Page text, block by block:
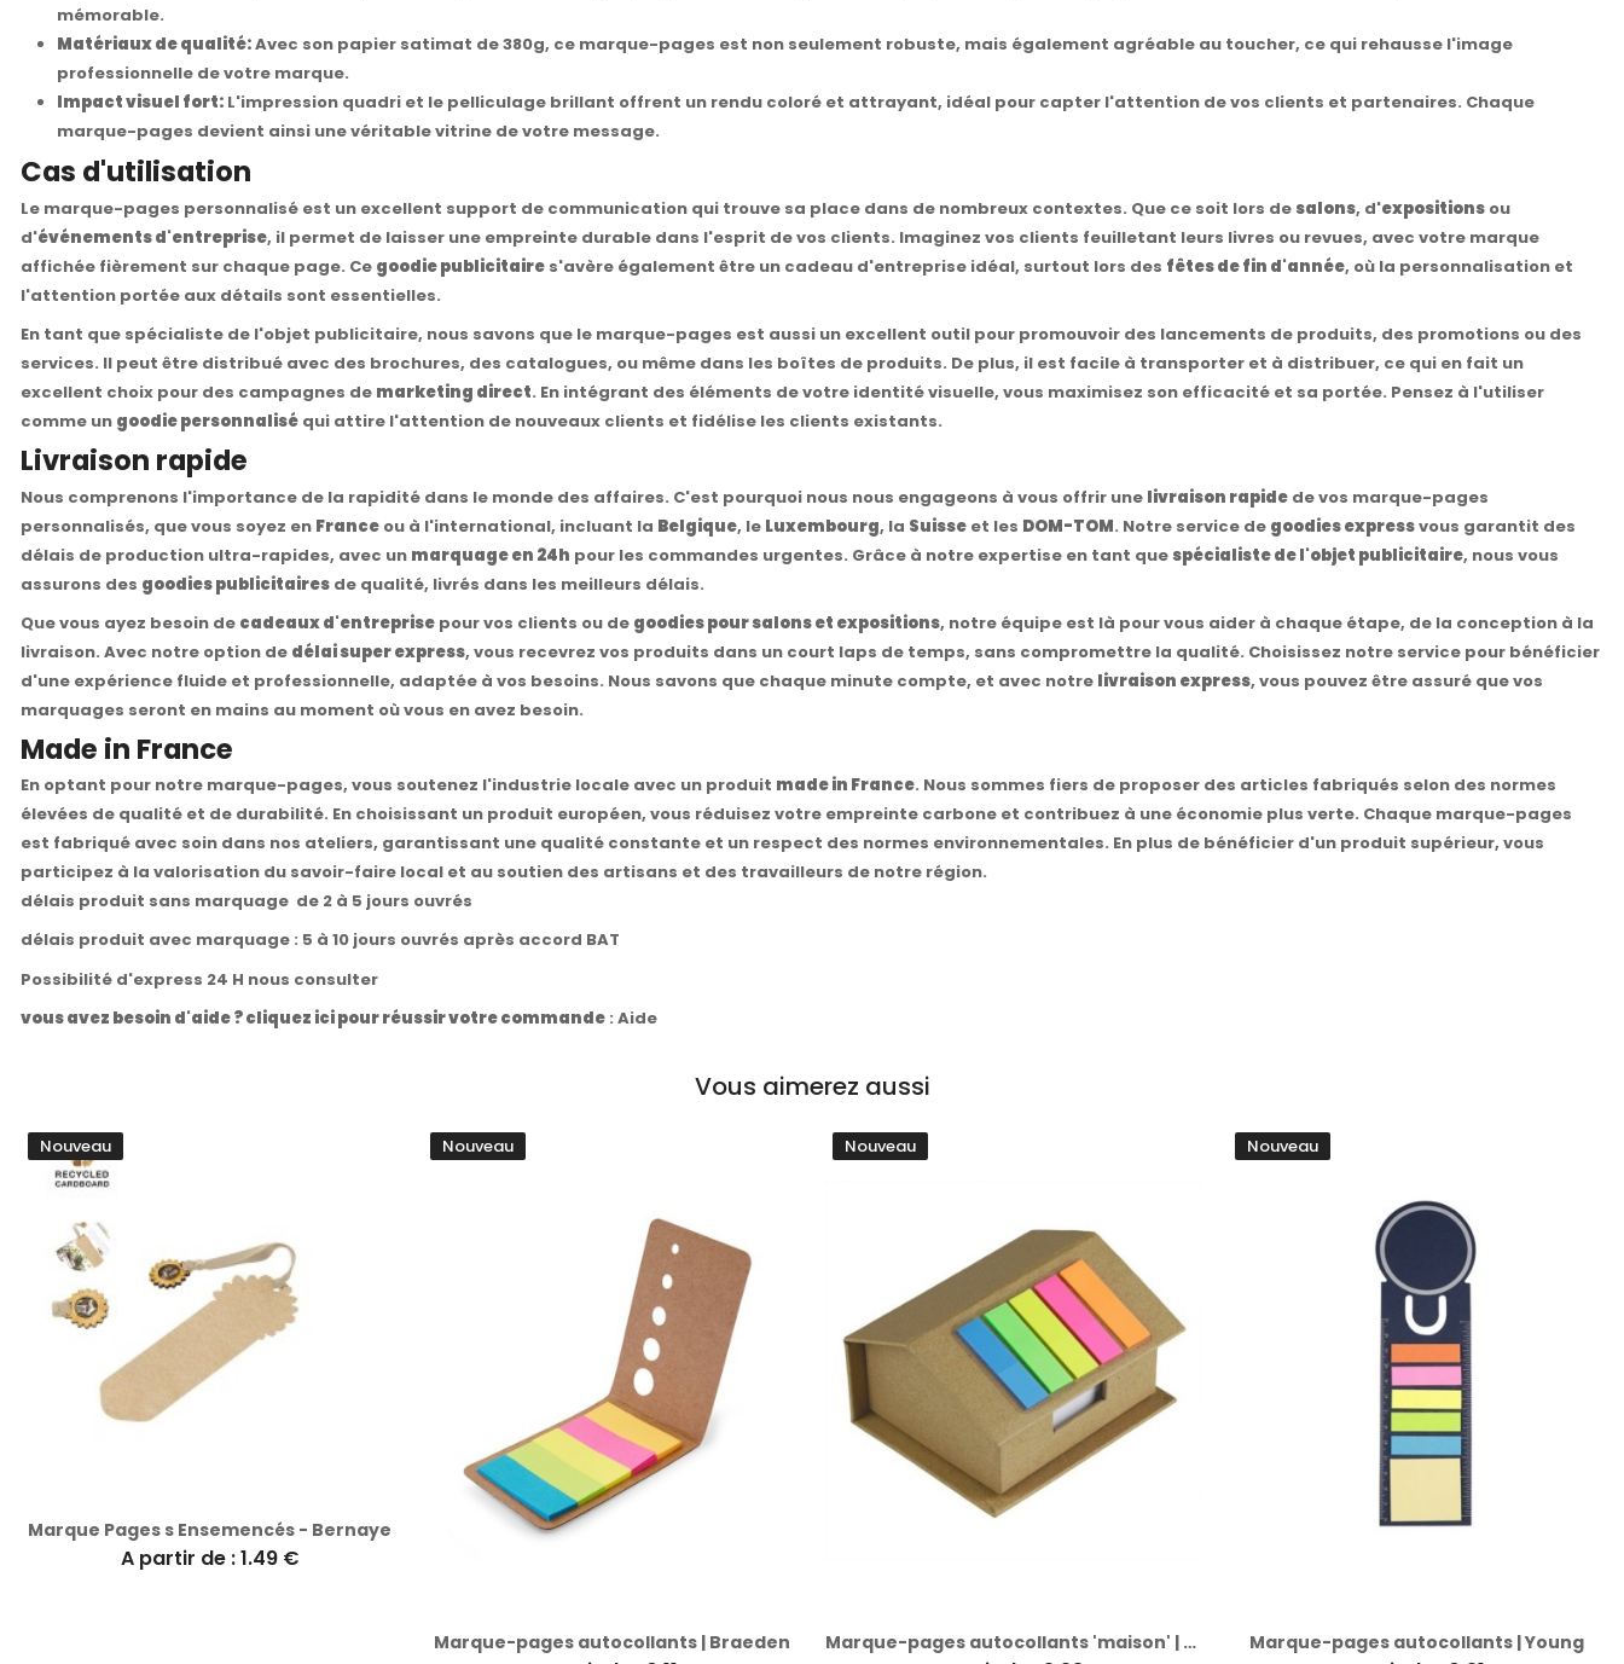
mémorable.
Matériaux de qualité:Avec son papier satimat de 380g, ce marque-pages est non seulement robuste, mais également agréable au toucher, ce qui rehausse l'image
professionnelle de votre marque.
Impact visuel fort: L'impression quadri et le pelliculage brillant offrent un rendu coloré et attrayant, idéal pour capter l'attention de vos clients et partenaires. Chaque
marque-pages devient ainsi une véritable vitrine de votre message.
Cas d'utilisation
Le marque-pages personnalisé est un excellent support de communication qui trouve sa place dans de nombreux contextes. Que ce soit lors desalons, d'expositions ou
d'événements d'entreprise, il permet de laisser une empreinte durable dans l'esprit de vos clients. Imaginez vos clients feuilletant leurs livres ou revues, avec votre marque
affichée fièrement sur chaque page. Ce goodie publicitaire s'avère également être un cadeau d'entreprise idéal, surtout lors des fêtes de fin d'année, où la personnalisation et
l'attention portée aux détails sont essentielles.
En tant que spécialiste de l'objet publicitaire, nous savons que le marque-pages est aussi un excellent outil pour promouvoir des lancements de produits, des promotions ou des
services. Il peut être distribué avec des brochures, des catalogues, ou même dans les boîtes de produits. De plus, il est facile à transporter et à distribuer, ce qui en fait un
excellent choix pour des campagnes de marketing direct. En intégrant des éléments de votre identité visuelle, vous maximisez son efficacité et sa portée. Pensez à l'utiliser
comme un goodie personnalisé qui attire l'attention de nouveaux clients et fidélise les clients existants.
Livraison rapide
Nous comprenons l'importance de la rapidité dans le monde des affaires. C'est pourquoi nous nous engageons à vous offrir une livraison rapide de vos marque-pages
personnalisés, que vous soyez en France ou à l'international, incluant la Belgique, le Luxembourg, la Suisse et les DOM-TOM. Notre service de goodies expressvous garantit des
délais de production ultra-rapides, avec un marquage en 24h pour les commandes urgentes. Grâce à notre expertise en tant quespécialiste de l'objet publicitaire, nous vous
assurons des goodies publicitaires de qualité, livrés dans les meilleurs délais.
Que vous ayez besoin de cadeaux d'entreprise pour vos clients ou de goodies pour salons et expositions, notre équipe est là pour vous aider à chaque étape, de la conception à la
livraison. Avec notre option de délai super express, vous recevrez vos produits dans un court laps de temps, sans compromettre la qualité. Choisissez notre service pour bénéficier
d'une expérience fluide et professionnelle, adaptée à vos besoins. Nous savons que chaque minute compte, et avec notre livraison express, vous pouvez être assuré que vos
marquages seront en mains au moment où vous en avez besoin.
Made in France
En optant pour notre marque-pages, vous soutenez l'industrie locale avec un produit made in France. Nous sommes fiers de proposer des articles fabriqués selon des normes
élevées de qualité et de durabilité. En choisissant un produit européen, vous réduisez votre empreinte carbone et contribuez à une économie plus verte. Chaque marque-pages
est fabriqué avec soin dans nos ateliers, garantissant une qualité constante et un respect des normes environnementales. En plus de bénéficier d'un produit supérieur, vous
participez à la valorisation du savoir-faire local et au soutien des artisans et des travailleurs de notre région.
délais produit sans marquage de 2 à 5 jours ouvrés
délais produit avec marquage : 5 à 10 jours ouvrés après accord BAT
Possibilité d'express 24 H nous consulter
vous avez besoin d'aide ? cliquez ici pour réussir votre commande : Aide
Vous aimerez aussi
Nouveau
Marque Pages s Ensemencés - Bernaye
A partir de : 1.49 €
Nouveau
Marque-pages autocollants | Braeden
Nouveau
Marque-pages autocollants 'maison' | Oliver
Nouveau
Marque-pages autocollants | Young